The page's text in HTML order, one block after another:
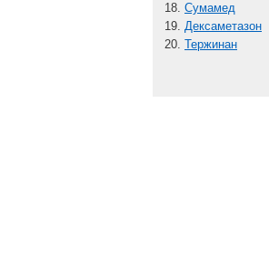
Сумамед
Дексаметазон
Тержинан